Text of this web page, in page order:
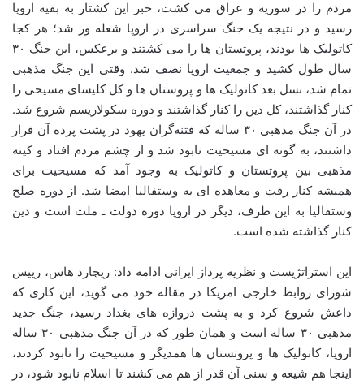
مردم را در سوریه و عراق می کشت، خبر این کشتار به بقیه اروپا
رسید و در نتیجه یک جنگ سراسری در اروپا شعله ور شد؛ هر کجا
کاتولیک ها بودند، پروتستان ها را می کشتند و برعکس، این جنگ ۳۰
سال طول کشید و جمعیت اروپا نصف شد. وقتی این جنگ مذهبی
تمام شد، نسل بعد کاتولیک ها و پروستان ها و کل کلیسای مسیحی را
کنار گذاشتند، کل دین را کنار گذاشتند و دوره سکولاریسم شروع شد.
در آن جنگ مذهبی ۳۰ ساله که فتنه‌گران یهود در پشت پرده آن قرار
داشتند، به گونه ای مسیحیت نابود شد و از چشم مردم افتاد و کینه
مذهبی بین پروتستان و کاتولیک به وجود آمد که مسیحیت برای
همیشه کنار رفت و معاهده ای به وستفالیا امضا شد. از دوره صلح
وستفالیا به این طرف، دیگر در اروپا دوره دولت ـ ملت است و دین
کنار گذاشته شده است.
این استراتژیست و نظریه پرداز ایرانی ادامه داد: ریچارد هاس، رییس
شورای روابط خارجی امریکا در مقاله خود می گوید، این کاری که
داعش شروع کرد و به پشت دروازه های بغداد رسید، جنگ جدید
مذهبی ۳۰ ساله است و همان طور که در آن جنگ مذهبی ۳۰ ساله
اروپا، کاتولیک ها و پروتستان ها همدیگر و مسیحیت را نابود کردند،
اینجا هم شیعه و سنی آن قدر از هم می کشند تا اسلام نابود شود، در